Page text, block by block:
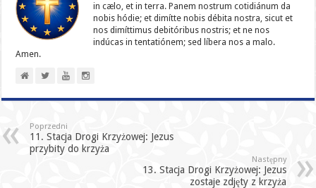
in cælo, et in terra. Panem nostrum cotidiánum da
nobis hódie; et dimítte nobis débita nostra, sicut et
nos dimíttimus debitóribus nostris; et ne nos
indúcas in ten­ta­tiónem; sed líbera nos a malo.
Amen.
Poprzedni
11. Stacja Drogi Krzyżowej: Jezus
przybity do krzyża
Następny
13. Stacja Drogi Krzyżowej: Jezus
zostaje zdjęty z krzyża